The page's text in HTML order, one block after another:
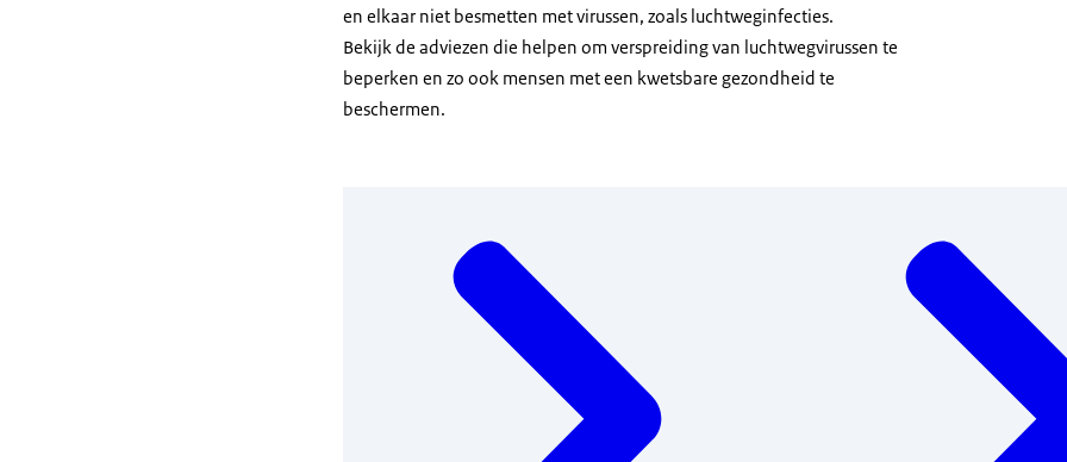
en elkaar niet besmetten met virussen, zoals luchtweginfecties.
Bekijk de adviezen die helpen om verspreiding van luchtwegvirussen te
beperken en zo ook mensen met een kwetsbare gezondheid te
beschermen.